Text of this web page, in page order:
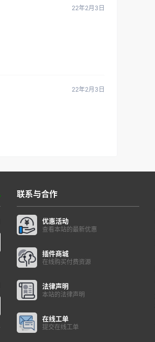
22年2月3日
22年2月3日
联系与合作
优惠活动
查看本站的最新优惠
插件商城
在线购买付费资源
法律声明
本站的法律声明
在线工单
提交在线工单